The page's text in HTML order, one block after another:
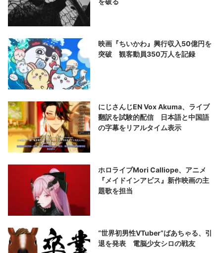
映画『ちいかわ』興行収入50億円を
突破 観客動員350万人を記録
にじさんじEN Vox Akuma、ライブ
翻訳を試験的配信 日本語と中国語
の字幕をリアルタイム表示
ホロライブMori Calliope、アニメ
『メイドインアビス』新作映画の主
題歌を担当
“世界初男性VTuber”ばあちゃる、引
退を発表 電脳少女シロの戦友